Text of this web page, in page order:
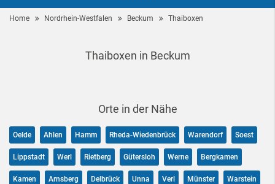
Home Nordrhein-Westfalen Beckum Thaiboxen
Thaiboxen in Beckum
Orte in der Nähe
Oelde Ahlen Hamm Rheda-Wiedenbrück Warendorf Soest
Lippstadt Werl Rietberg Gütersloh Werne Bergkamen
Kamen Arnsberg Delbrück Unna Verl Münster Warstein